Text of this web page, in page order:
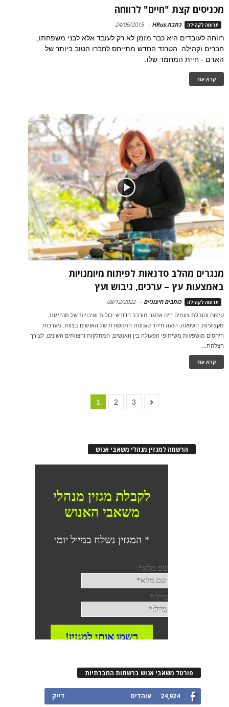
מכניסים קצת "חיים" לרווחה
תרומה לקהילה כתבת HRus -
24/06/2015
רווחה לעובדים היא כבר מזמן לא רק לעובד אלא לבני משפחתו,
חברים וקהילה. הטרנד החדש מתייחס לחברו הטוב ביותר של
האדם - חיית המחמד שלו.
קרא עוד
מנגרים מהלב סדנאות לפיתוח מיומנויות
באמצעות עץ – ערכים, גיבוש ועץ
תרומה לקהילה כותבים חיצוניים -
08/12/2022
טיפוח והובלת צוותים הינו אתגר מורכב הדורש יכולות ואיכויות של מנהיגות,
מקצועיות, השפעה, הנעה וזיהוי סגנונות התקשורת של האנשים בצוות. מערכות
היחסים מושפעות משיתופי הפעולה בין האנשים, המחלקות והצוותים השונים, לצורך
הצלחת...
קרא עוד
1 2 3
הרשמה למגזין מנהלי משאבי אנוש
פורטל משאבי אנוש ברשתות החברתיות
24,924 אוהדים לייק